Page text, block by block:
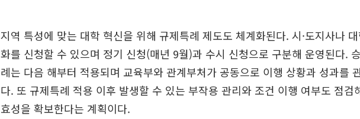
지역 특성에 맞는 대학 혁신을 위해 규제특례 제도도 체계화된다. 시·도지사나
화를 신청할 수 있으며 정기 신청(매년 9월)과 수시 신청으로 구분해 운영된다.
례는 다음 해부터 적용되며 교육부와 관계부처가 공동으로 이행 상황과 성과를
다. 또 규제특례 적용 이후 발생할 수 있는 부작용 관리와 조건 이행 여부도 점검
효성을 확보한다는 계획이다.